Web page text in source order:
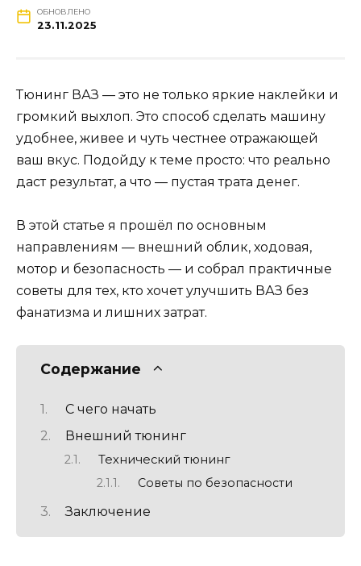
ОБНОВЛЕНО
23.11.2025
Тюнинг ВАЗ — это не только яркие наклейки и
громкий выхлоп. Это способ сделать машину
удобнее, живее и чуть честнее отражающей
ваш вкус. Подойду к теме просто: что реально
даст результат, а что — пустая трата денег.
В этой статье я прошёл по основным
направлениям — внешний облик, ходовая,
мотор и безопасность — и собрал практичные
советы для тех, кто хочет улучшить ВАЗ без
фанатизма и лишних затрат.
Содержание
С чего начать
Внешний тюнинг
Технический тюнинг
Советы по безопасности
Заключение